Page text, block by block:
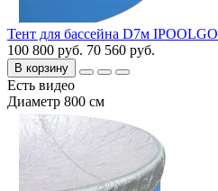
Тент для бассейна D7м IPOOLGO
100 800 руб. 70 560 руб.
В корзину
Есть видео
Диаметр 800 см